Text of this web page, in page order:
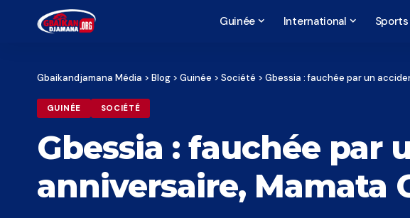
Guinée International Sports
Gbaikandjamana Média > Blog > Guinée > Société > Gbessia : fauchée par un
GUINÉE SOCIÉTÉ
Gbessia : fauchée par
anniversaire, Mamata